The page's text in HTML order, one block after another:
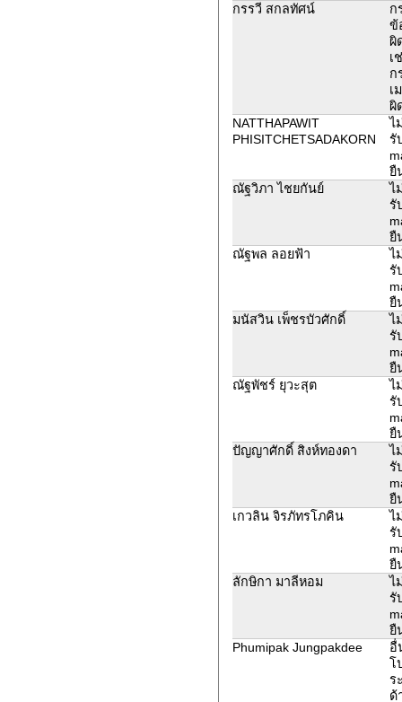
กรรวี สกลทัศน์
ก
ข้
ผิ
เ
ก
เ
ผิ
NATTHAPAWIT
PHISITCHETSADAKORN
ไ
รั
ยื
ณัฐวิภา ไชยกันย์
ไ
รั
ยื
ณัฐพล ลอยฟ้า
ไ
รั
ยื
มนัสวิน เพ็ชรบัวศักดิ์
ไ
รั
ยื
ณัฐพัชร์ ยุวะสุต
ไ
รั
ยื
ปัญญาศักดิ์ สิงห์ทองดา
ไ
รั
ยื
เกวลิน จิรภัทรโภคิน
ไ
รั
ยื
ลักษิกา มาลีหอม
ไ
รั
ยื
Phumipak Jungpakdee
อื่
โ
ร
ด้